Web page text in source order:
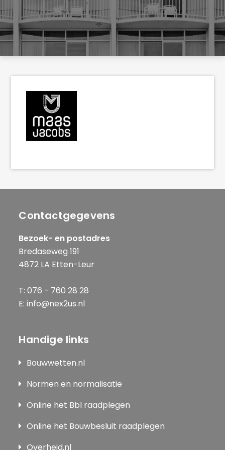
Contactgegevens
Bezoek- en postadres
Bredaseweg 191
4872 LA Etten-Leur
T: 076 - 760 28 28
E: info@nex2us.nl
Handige links
Bouwwetten.nl
Normen en normalisatie
Online het Bbl raadplegen
Online het Bouwbesluit raadplegen
Overheid.nl